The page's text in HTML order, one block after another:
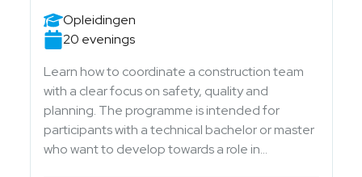
Opleidingen
20 evenings
Learn how to coordinate a construction team
with a clear focus on safety, quality and
planning. The programme is intended for
participants with a technical bachelor or master
who want to develop towards a role in